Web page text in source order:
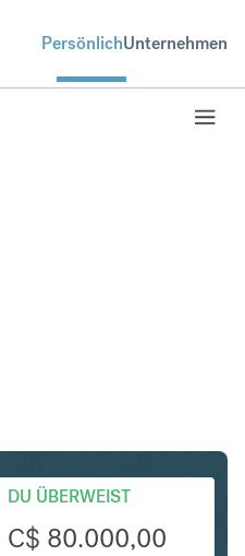
PersönlichUnternehmen
DU ÜBERWEIST
C$ 80.000,00